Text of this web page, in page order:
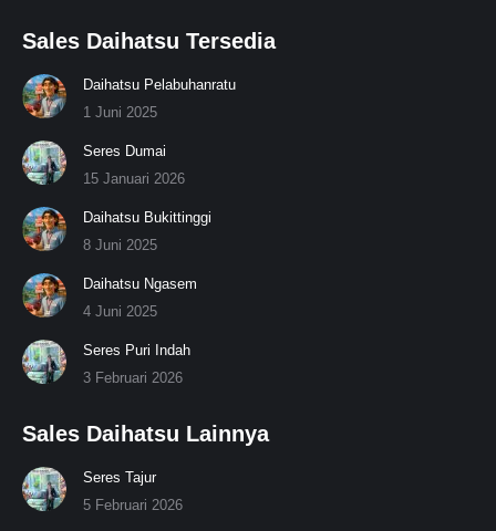
Sales Daihatsu Tersedia
Daihatsu Pelabuhanratu
1 Juni 2025
Seres Dumai
15 Januari 2026
Daihatsu Bukittinggi
8 Juni 2025
Daihatsu Ngasem
4 Juni 2025
Seres Puri Indah
3 Februari 2026
Sales Daihatsu Lainnya
Seres Tajur
5 Februari 2026